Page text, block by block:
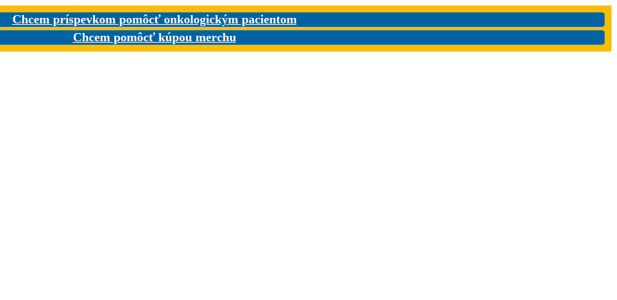
Chcem príspevkom pomôcť onkologickým pacientom
Chcem pomôcť kúpou merchu